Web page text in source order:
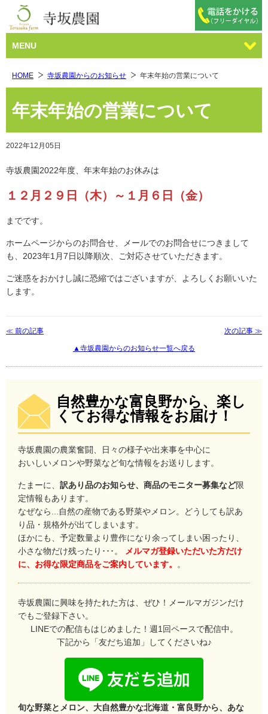
MENU
HOME 寺坂農園からのお知らせ 年末年始の営業について
年末年始の営業について
2022年12月05日
寺坂農園2022年度、年末年始のお休みは
１２月２９日（木）～１月６日（金）
までです。
ホームページからのお問合せ、メールでのお問合せにつきまして
も、2023年1月7日以降順次、ご対応させていただきます。
ご迷惑をおかけし誠に恐縮ではございますが、よろしくお願いいた
します。
≪ 前の記事 次の記事 ≫
▲寺坂農園からのお知らせ一覧へ戻る
自然豊かな富良野から、楽し
くてお得な情報をお届け！
寺坂農園の農業奮闘、日々の様子や出来事を中心に
おいしいメロンや野菜など旬な情報をお送りします。
たまーに、 訳あり品のお知らせ、商品のモニター募集など限
定情報もあります。
なぜなら...自然の産物である野菜やメロン。どうしても訳あ
り品・規格外が出てしまいます。
ほかにも、予定数量より豊作になり余ってしまい困ったり、
小さな物だけ残ったり･･･。
メルマガ登録いただいた方だけ
に、お得な限定商品をご案内しています。
。
寺坂農園に興味を持たれた方は、ぜひ！メールマガジンだけ
でもご登録下さい。
LINEでの配信もはじめました！週1回ペースで配信中。
下記から「友だち追加」してくださいね♪
旬な野菜とメロン、大自然豊かな北海道・富良野から、あな